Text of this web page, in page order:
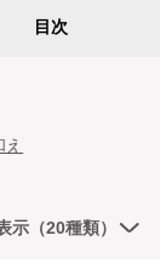
目次
示（20種類）